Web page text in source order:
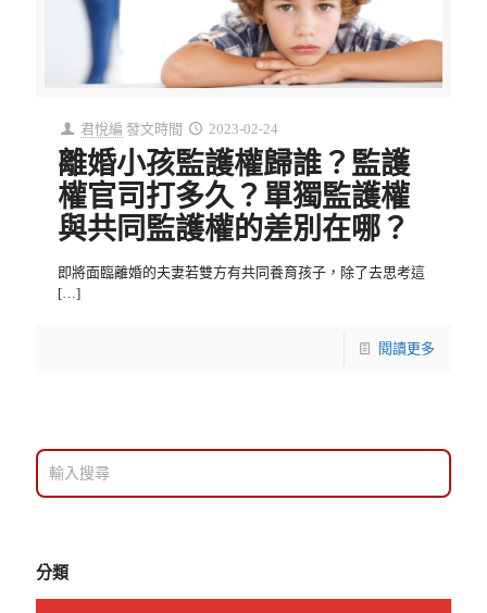
君悅編 發文時間 2023-02-24
離婚小孩監護權歸誰？監護
權官司打多久？單獨監護權
與共同監護權的差別在哪？
即將面臨離婚的夫妻若雙方有共同養育孩子，除了去思考這
[…]
閱讀更多
分類